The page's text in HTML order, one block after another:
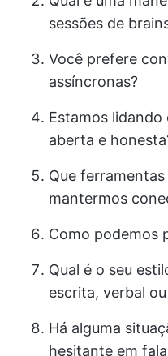
sessões de
Você prefere
assíncronas?
Estamos
aberta e
Que
mantermos
Como podemos
Qual é o seu
escrita, verbal
Há alguma
hesitante em